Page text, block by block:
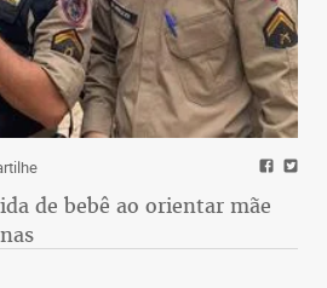
de bebê ao orientar mãe